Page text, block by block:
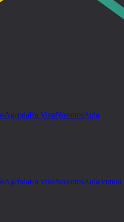
AgendaEn VivoNosotrosAula
AgendaEn VivoNosotrosAula